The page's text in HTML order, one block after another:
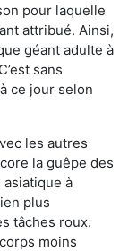
pour laquelle
attribué. Ainsi,
géant adulte à
sans
ce jour selon
les autres
la guêpe des
à
plus
tâches roux.
moins